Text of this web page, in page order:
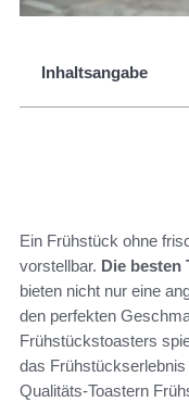
Inhaltsangabe
Ein Frühstück ohne
vorstellbar. Die besten
bieten nicht nur eine
den perfekten
Frühstückstoasters
das
Qualitäts-Toastern